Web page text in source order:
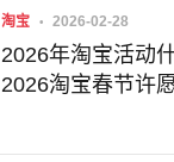
淘宝 2026-02-28
2026年淘宝活动
2026淘宝春节许